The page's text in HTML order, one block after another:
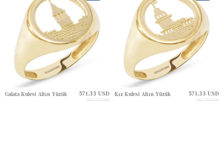
Galata Kulesi Altın Yüzük 571.33 USD
761.78 USD
Kız Kulesi Altın Yüzük 571.33 USD
761.78 USD